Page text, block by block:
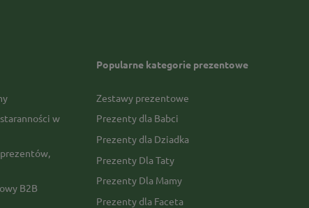
w
B2B
Popularne kategorie prezentowe
Zestawy prezentowe
Prezenty dla Babci
Prezenty dla Dziadka
Prezenty Dla Taty
Prezenty Dla Mamy
Prezenty dla Faceta